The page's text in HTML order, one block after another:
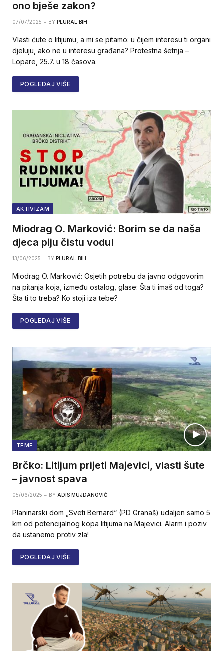
ono bješe zakon?
07/07/2025 BY PLURAL BIH
Vlasti ćute o litijumu, a mi se pitamo: u čijem interesu ti organi
d‌jeluju, ako ne u interesu građana? Protestna šetnja –
Lopare, 25.7. u 18 časova.
POGLEDAJ VIŠE
AKTIVIZAM
Miodrag O. Marković: Borim se da naša
djeca piju čistu vodu!
13/06/2025 BY PLURAL BIH
Miodrag O. Marković: Osjetih potrebu da javno odgovorim
na pitanja koja, između ostalog, glase: Šta ti imaš od toga?
Šta ti to treba? Ko stoji iza tebe?
POGLEDAJ VIŠE
TEME
Brčko: Litijum prijeti Majevici, vlasti šute
– javnost spava
05/06/2025 BY ADIS MUJDANOVIĆ
Planinarski dom „Sveti Bernard“ (PD Granaš) udaljen samo 5
km od potencijalnog kopa litijuma na Majevici. Alarm i poziv
da ustanemo protiv zla!
POGLEDAJ VIŠE